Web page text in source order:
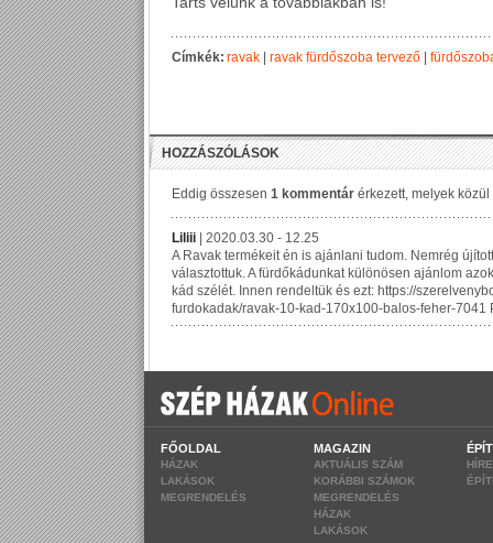
Címkék:ravak ravak fürdőszoba tervező
FŐOLDAL
HÁZAK
LAKÁSOK
MEGRENDELÉS
MAGAZIN
AKTUÁLIS SZÁM
KORÁBBI SZÁMOK
MEGRENDELÉS
HÁZAK
LAKÁSOK